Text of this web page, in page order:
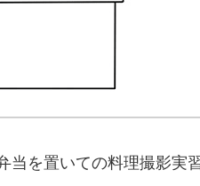
当を置いての料理撮影実